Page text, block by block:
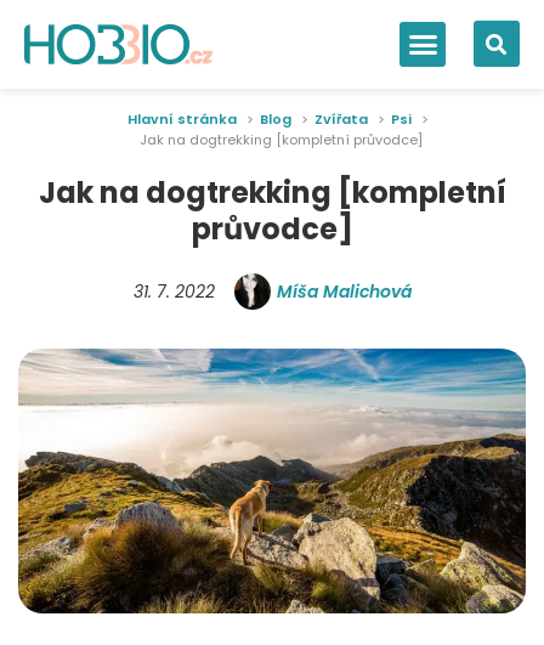
Hlavní stránka Blog Zvířata
Psi
Jak na dogtrekking [kompletní průvodce]
Jak na dogtrekking [kompletní
průvodce]
31. 7. 2022 Míša Malichová